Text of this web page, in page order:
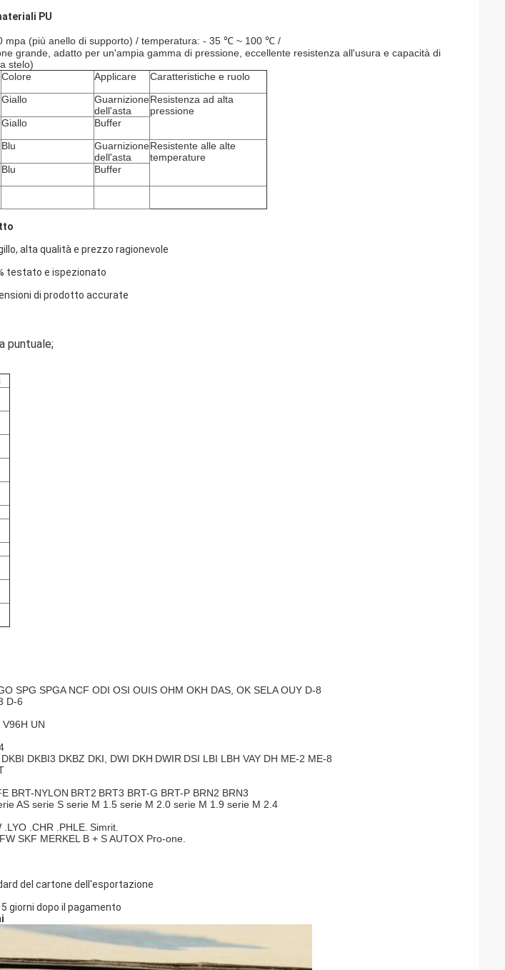
PU
mpa (più anello di supporto) / temperatura: - 35 ℃ ~ 100 ℃ /
grande, adatto per un'ampia gamma di pressione, eccellente resistenza all'usura e capacità di
stelo)
Colore Applicare
Caratteristiche e ruolo
Giallo
Guarnizione
dell'asta
Resistenza ad alta
pressione
Giallo
Buffer
Blu
Guarnizione
dell'asta
Resistente alle alte
temperature
Blu Buffer
alta qualità e prezzo ragionevole
testato e ispezionato
di prodotto accurate
puntuale;
SPG SPGA NCF ODI OSI OUIS OHM OKH DAS, OK SELA OUY D-8
D-6
UN
DKBI3 DKBZ DKI, DWI DKH DWIR DSI LBI LBH VAY DH ME-2 ME-8
BRT-NYLON BRT2 BRT3 BRT-G BRT-P BRN2 BRN3
AS serie S serie M 1.5 serie M 2.0 serie M 1.9 serie M 2.4
.LYO .CHR .PHLE. Simrit.
SKF MERKEL B + S AUTOX Pro-one.
del cartone dell'esportazione
giorni dopo il pagamento